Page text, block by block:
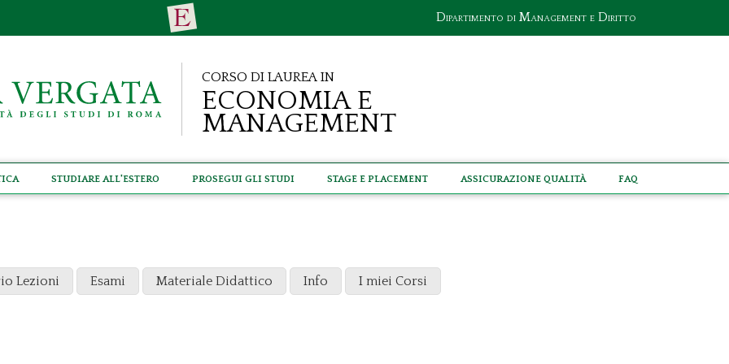
Dipartimento di Management e Diritto
Corso di Laurea in
Economia e
Management
Studiare all'estero Prosegui gli studi Stage e Placement Assicurazione Qualità Faq
Lezioni Esami Materiale Didattico Info I miei Corsi